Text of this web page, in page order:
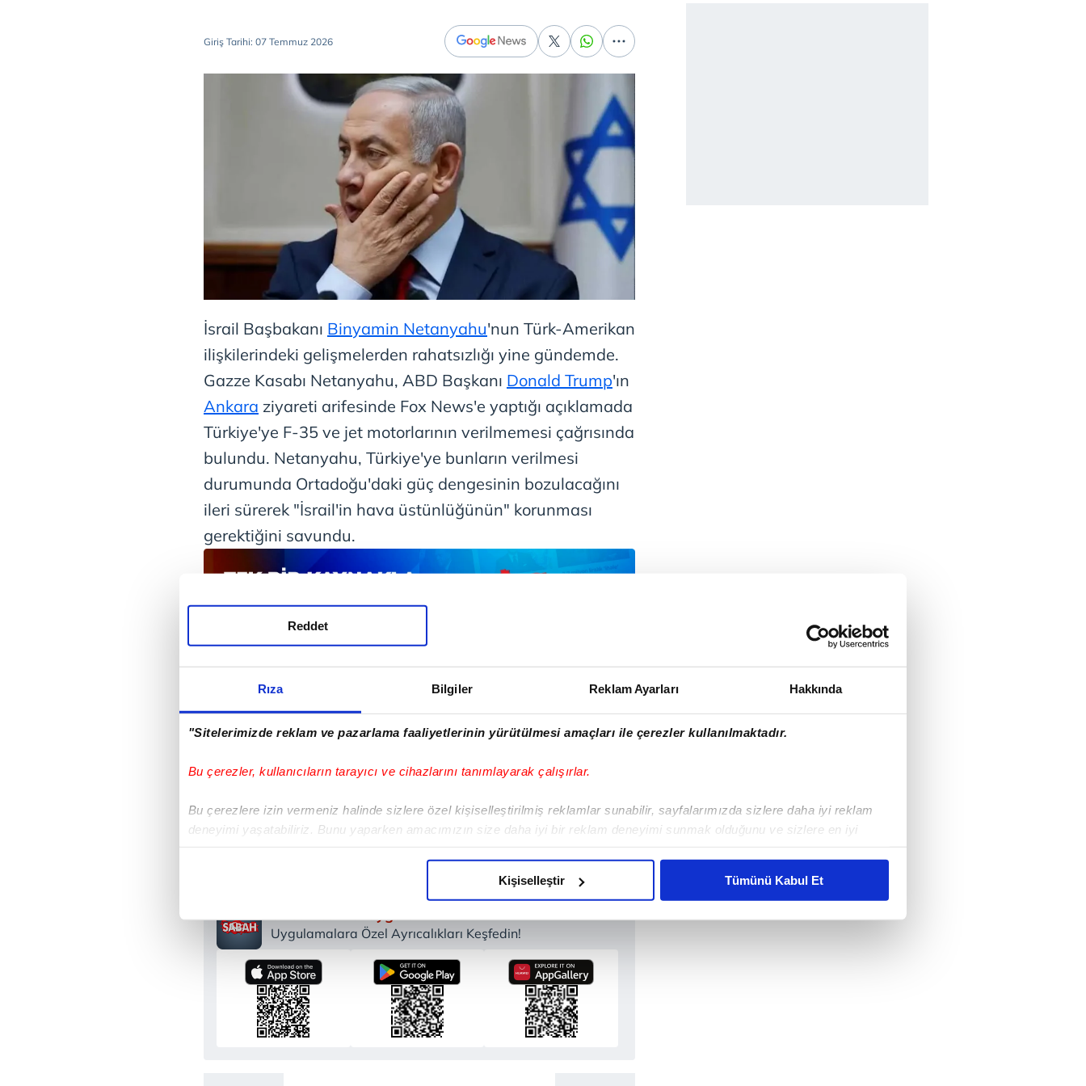
Rıza Bilgiler Reklam Ayarları Hakkında
"Sitelerimizde reklam ve pazarlama faaliyetlerinin yürütülmesi amaçları ile çerezler kullanılmaktadır.
Bu çerezler, kullanıcıların tarayıcı ve cihazlarını tanımlayarak çalışırlar.
Bu çerezlere izin vermeniz halinde sizlere özel kişiselleştirilmiş reklamlar sunabilir, sayfalarımızda sizlere daha iyi reklam
deneyimi yaşatabiliriz. Bunu yaparken amacımızın size daha iyi bir reklam deneyimi sunmak olduğunu ve sizlere en iyi
Sizlere daha iyi bir hizmet sunabilmek için İnternet Sitemizde kendimize ve üçüncü kişilere ait çerezler kullanılmaktadır. Bu
çerezler vasıtasıyla çeşitli kişisel verileriniz işlenmekte olup gerekli olan çerezler bilgi toplumu hizmetlerinin sunulması
amacıyla kullanılmaktadır. Diğer çerezler, sitemizin daha işlevsel kılınması ve kişiselleştirilmesi ve sizlere yönelik
reklam/pazarlama faaliyetlerinin yapılması, amaçlarıyla sınırlı olarak açık rızanız dahilinde kullanılacaktır.
Çerezlere ilişkin tercihlerinizi aşağıda yer alan panel vasıtasıyla belirleyebilirsiniz. Çerezlere ilişkin detaylı bilgi için Ayarlar
Reddet
Kişiselleştir Tümünü Kabul Et
Giriş Tarihi: 07 Temmuz 2026
İsrail Başbakanı Binyamin Netanyahu'nun Türk-Amerikan
ilişkilerindeki gelişmelerden rahatsızlığı yine gündemde.
Gazze Kasabı Netanyahu, ABD Başkanı Donald Trump'ın
Ankara ziyareti arifesinde Fox News'e yaptığı açıklamada
Türkiye'ye F-35 ve jet motorlarının verilmemesi çağrısında
bulundu. Netanyahu, Türkiye'ye bunların verilmesi
durumunda Ortadoğu'daki güç dengesinin bozulacağını
ileri sürerek "İsrail'in hava üstünlüğünün" korunması
gerektiğini savundu.
Mete Efendioğlu - Editör
#BİNYAMİN NETANYAHU #DONALD TRUMP #ANKARA
Uygulamalara Özel Ayrıcalıkları Keşfedin!